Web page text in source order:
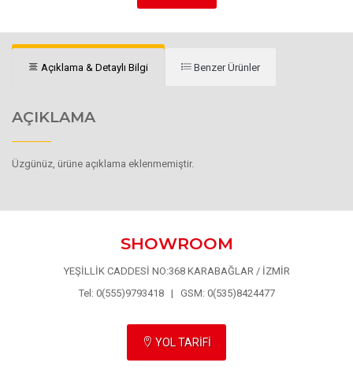
Açıklama & Detaylı Bilgi Benzer Ürünler
AÇIKLAMA
Üzgünüz, ürüne açıklama eklenmemiştir.
SHOWROOM
YEŞİLLİK CADDESİ NO:368 KARABAĞLAR / İZMİR
Tel: 0(555)9793418 | GSM: 0(535)8424477
YOL TARİFİ